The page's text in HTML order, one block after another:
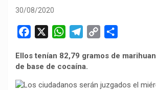
30/08/2020
c
e
b
W
a
t
s
l
e
g
p
L
m
a
Ellos tenían 82,79 gramos de
de base de cocaína.